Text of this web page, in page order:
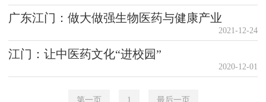
广东江门：做大做强生物医药与健康产业
2021-12-24
江门：让中医药文化“进校园”
2020-12-01
第一页 1 最后一页